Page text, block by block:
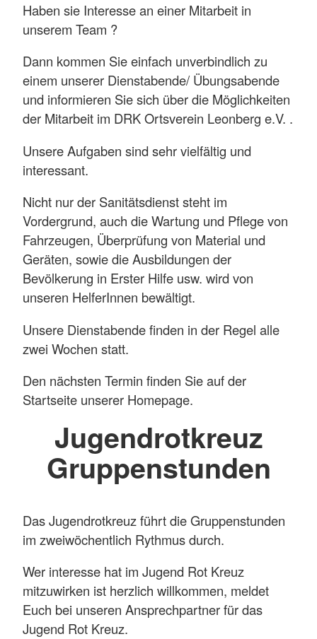
Haben sie Interesse an einer Mitarbeit in
unserem Team ?
Dann kommen Sie einfach unverbindlich zu
einem unserer Dienstabende/ Übungsabende
und informieren Sie sich über die Möglichkeiten
der Mitarbeit im DRK Ortsverein Leonberg e.V. .
Unsere Aufgaben sind sehr vielfältig und
interessant.
Nicht nur der Sanitätsdienst steht im
Vordergrund, auch die Wartung und Pflege von
Fahrzeugen, Überprüfung von Material und
Geräten, sowie die Ausbildungen der
Bevölkerung in Erster Hilfe usw. wird von
unseren HelferInnen bewältigt.
Unsere Dienstabende finden in der Regel alle
zwei Wochen statt.
Den nächsten Termin finden Sie auf der
Startseite unserer Homepage.
Jugendrotkreuz
Gruppenstunden
Das Jugendrotkreuz führt die Gruppenstunden
im zweiwöchentlich Rythmus durch.
Wer interesse hat im Jugend Rot Kreuz
mitzuwirken ist herzlich willkommen, meldet
Euch bei unseren Ansprechpartner für das
Jugend Rot Kreuz.